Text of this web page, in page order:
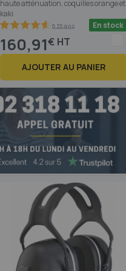
haute atténuation, coquilles orange et
kaki
635 avis En stock
160,91€
AJOUTER AU PANIER